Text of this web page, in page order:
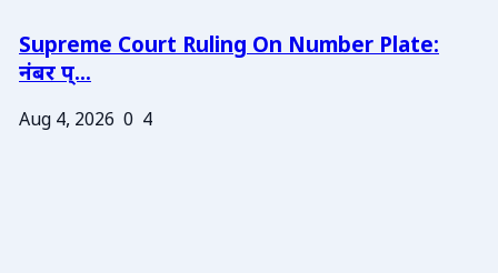
Supreme Court Ruling On Number Plate:
नंबर प्...
Aug 4, 2026 0 4